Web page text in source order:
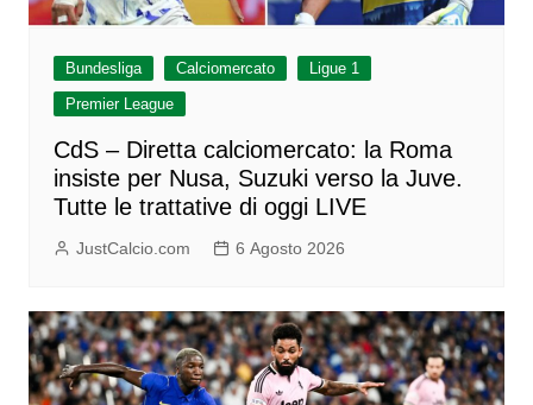
Bundesliga Calciomercato
Ligue 1
Premier League
CdS – Diretta calciomercato: la Roma
insiste per Nusa, Suzuki verso la Juve.
Tutte le trattative di oggi LIVE
JustCalcio.com 6 Agosto 2026